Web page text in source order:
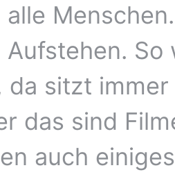
alle
Aufstehen. So
da sitzt
das sind
auch